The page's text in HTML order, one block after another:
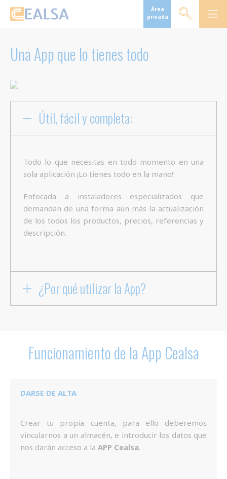
Área
privada
Una App que lo tienes todo
Útil, fácil y completa:
Todo lo que necesitas en todo momento en una
sola aplicación ¡Lo tienes todo en la mano!
Enfocada a instaladores especializados que
demandan de una forma aún más la actualización
de los todos los productos, precios, referencias y
descripción.
¿Por qué utilizar la App?
Funcionamiento de la App Cealsa
DARSE DE ALTA
Crear tu propia cuenta, para ello deberemos
vincularnos a un almacén, e introducir los datos que
nos darán acceso a la APP Cealsa.